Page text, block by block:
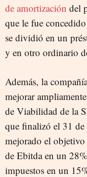
de amortización del
que le fue
se dividió en un
y en otro ordinario
Además, la
mejorar
de Viabilidad de la
que finalizó el 31 de
mejorado el
de Ebitda en un
impuestos en un